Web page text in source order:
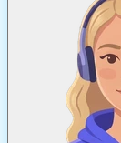
Svenska
Uppdateradaugusti